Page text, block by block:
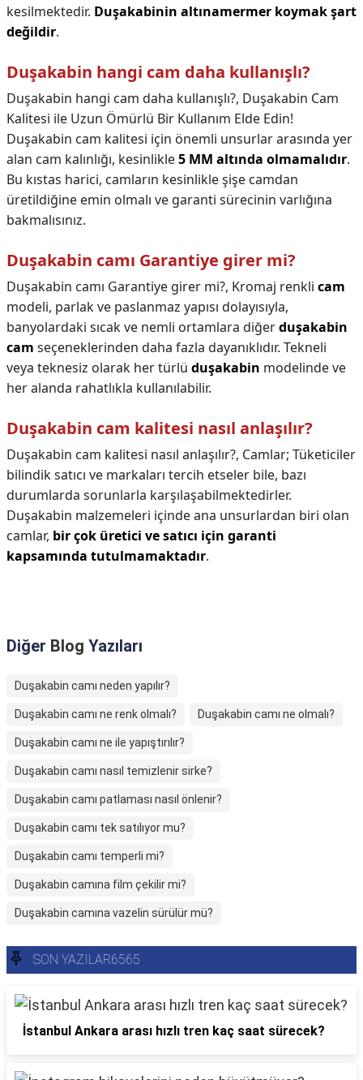
kesilmektedir. Duşakabinin altınamermer koymak şart
değildir.
Duşakabin hangi cam daha kullanışlı?
Duşakabin hangi cam daha kullanışlı?, Duşakabin Cam
Kalitesi ile Uzun Ömürlü Bir Kullanım Elde Edin!
Duşakabin cam kalitesi için önemli unsurlar arasında yer
alan cam kalınlığı, kesinlikle5 MM altında olmamalıdır.
Bu kıstas harici, camların kesinlikle şişe camdan
üretildiğine emin olmalı ve garanti sürecinin varlığına
bakmalısınız.
Duşakabin camı Garantiye girer mi?
Duşakabin camı Garantiye girer mi?, Kromaj renkli cam
modeli, parlak ve paslanmaz yapısı dolayısıyla,
banyolardaki sıcak ve nemli ortamlara diğerduşakabin
cam seçeneklerinden daha fazla dayanıklıdır. Tekneli
veya teknesiz olarak her türlü duşakabin modelinde ve
her alanda rahatlıkla kullanılabilir.
Duşakabin cam kalitesi nasıl anlaşılır?
Duşakabin cam kalitesi nasıl anlaşılır?, Camlar; Tüketiciler
bilindik satıcı ve markaları tercih etseler bile, bazı
durumlarda sorunlarla karşılaşabilmektedirler.
Duşakabin malzemeleri içinde ana unsurlardan biri olan
camlar, bir çok üretici ve satıcı için garanti
kapsamında tutulmamaktadır.
Diğer Blog Yazıları
Duşakabin camı neden yapılır?
Duşakabin camı ne renk olmalı? Duşakabin camı ne olmalı?
Duşakabin camı ne ile yapıştırılır?
Duşakabin camı nasıl temizlenir sirke?
Duşakabin camı patlaması nasıl önlenir?
Duşakabin camı tek satılıyor mu?
Duşakabin camı temperli mi?
Duşakabin camına film çekilir mi?
Duşakabin camına vazelin sürülür mü?
SON YAZILAR6565
İstanbul Ankara arası hızlı tren kaç saat sürecek?